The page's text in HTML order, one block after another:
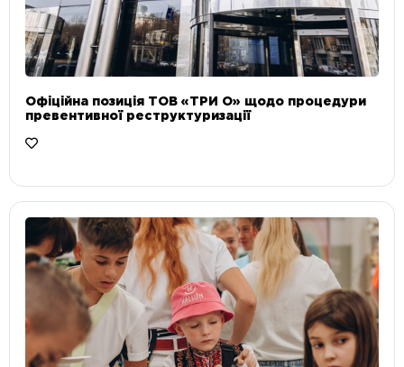
Офіційна позиція ТОВ «ТРИ О» щодо процедури
превентивної реструктуризації